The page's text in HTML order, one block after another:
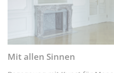
Mit allen Sinnen